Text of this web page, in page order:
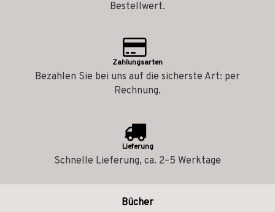
Bestellwert.
Zahlungsarten
Bezahlen Sie bei uns auf die sicherste Art: per
Rechnung.
Lieferung
Schnelle Lieferung, ca. 2–5 Werktage
Bücher